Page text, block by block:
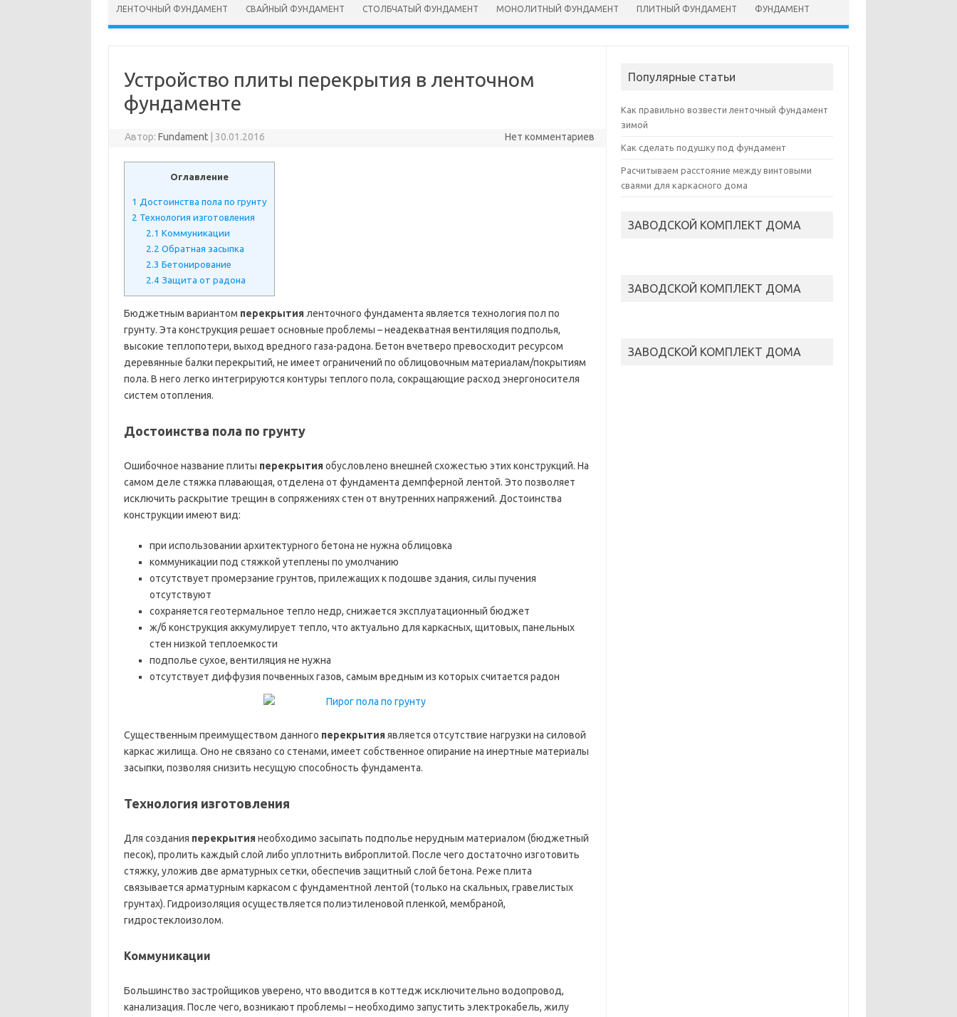
ЛЕНТОЧНЫЙ ФУНДАМЕНТ СВАЙНЫЙ ФУНДАМЕНТ СТОЛБЧАТЫЙ ФУНДАМЕНТ МОНОЛИТНЫЙ ФУНДАМЕНТ ПЛИТНЫЙ ФУНДАМЕНТ ФУНДАМЕНТ
Устройство плиты перекрытия в ленточном
фундаменте
Автор:Fundament 30.01.2016 Нет комментариев
Оглавление
1 Достоинства пола по грунту
2 Технология изготовления
2.1 Коммуникации
2.2 Обратная засыпка
2.3 Бетонирование
2.4 Защита от радона
Бюджетным вариантом перекрытияленточного фундамента является технология пол по
грунту. Эта конструкция решает основные проблемы – неадекватная вентиляция подполья,
высокие теплопотери, выход вредного газа-радона. Бетон вчетверо превосходит ресурсом
деревянные балки перекрытий, не имеет ограничений по облицовочным материалам/покрытиям
пола. В него легко интегрируются контуры теплого пола, сокращающие расход энергоносителя
систем отопления.
Достоинства пола по грунту
Ошибочное название плиты перекрытияобусловлено внешней схожестью этих конструкций. На
самом деле стяжка плавающая, отделена от фундамента демпферной лентой. Это позволяет
исключить раскрытие трещин в сопряжениях стен от внутренних напряжений. Достоинства
конструкции имеют вид:
при использовании архитектурного бетона не нужна облицовка
коммуникации под стяжкой утеплены по умолчанию
отсутствует промерзание грунтов, прилежащих к подошве здания, силы пучения
отсутствуют
сохраняется геотермальное тепло недр, снижается эксплуатационный бюджет
ж/б конструкция аккумулирует тепло, что актуально для каркасных, щитовых, панельных
стен низкой теплоемкости
подполье сухое, вентиляция не нужна
отсутствует диффузия почвенных газов, самым вредным из которых считается радон
Существенным преимуществом данного перекрытияявляется отсутствие нагрузки на силовой
каркас жилища. Оно не связано со стенами, имеет собственное опирание на инертные материалы
засыпки, позволяя снизить несущую способность фундамента.
Технология изготовления
Для создания перекрытиянеобходимо засыпать подполье нерудным материалом (бюджетный
песок), пролить каждый слой либо уплотнить виброплитой. После чего достаточно изготовить
стяжку, уложив две арматурных сетки, обеспечив защитный слой бетона. Реже плита
связывается арматурным каркасом с фундаментной лентой (только на скальных, гравелистых
грунтах). Гидроизоляция осуществляется полиэтиленовой пленкой, мембраной,
гидростеклоизолом.
Коммуникации
Большинство застройщиков уверено, что вводится в коттедж исключительно водопровод,
канализация. После чего, возникают проблемы – необходимо запустить электрокабель, жилу
Популярные статьи
Как правильно возвести ленточный фундамент
зимой
Как сделать подушку под фундамент
Расчитываем расстояние между винтовыми
сваями для каркасного дома
ЗАВОДСКОЙ КОМПЛЕКТ ДОМА
ЗАВОДСКОЙ КОМПЛЕКТ ДОМА
ЗАВОДСКОЙ КОМПЛЕКТ ДОМА